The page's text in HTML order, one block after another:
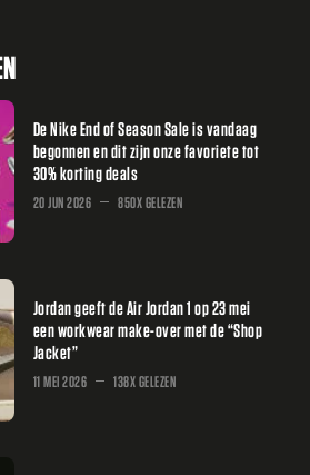
De Nike End of Season Sale is vandaag
begonnen en dit zijn onze favoriete tot
30% korting deals
20 JUN 2026 850X GELEZEN
Jordan geeft de Air Jordan 1 op 23 mei
een workwear make-over met de “Shop
Jacket”
11 MEI 2026 138X GELEZEN